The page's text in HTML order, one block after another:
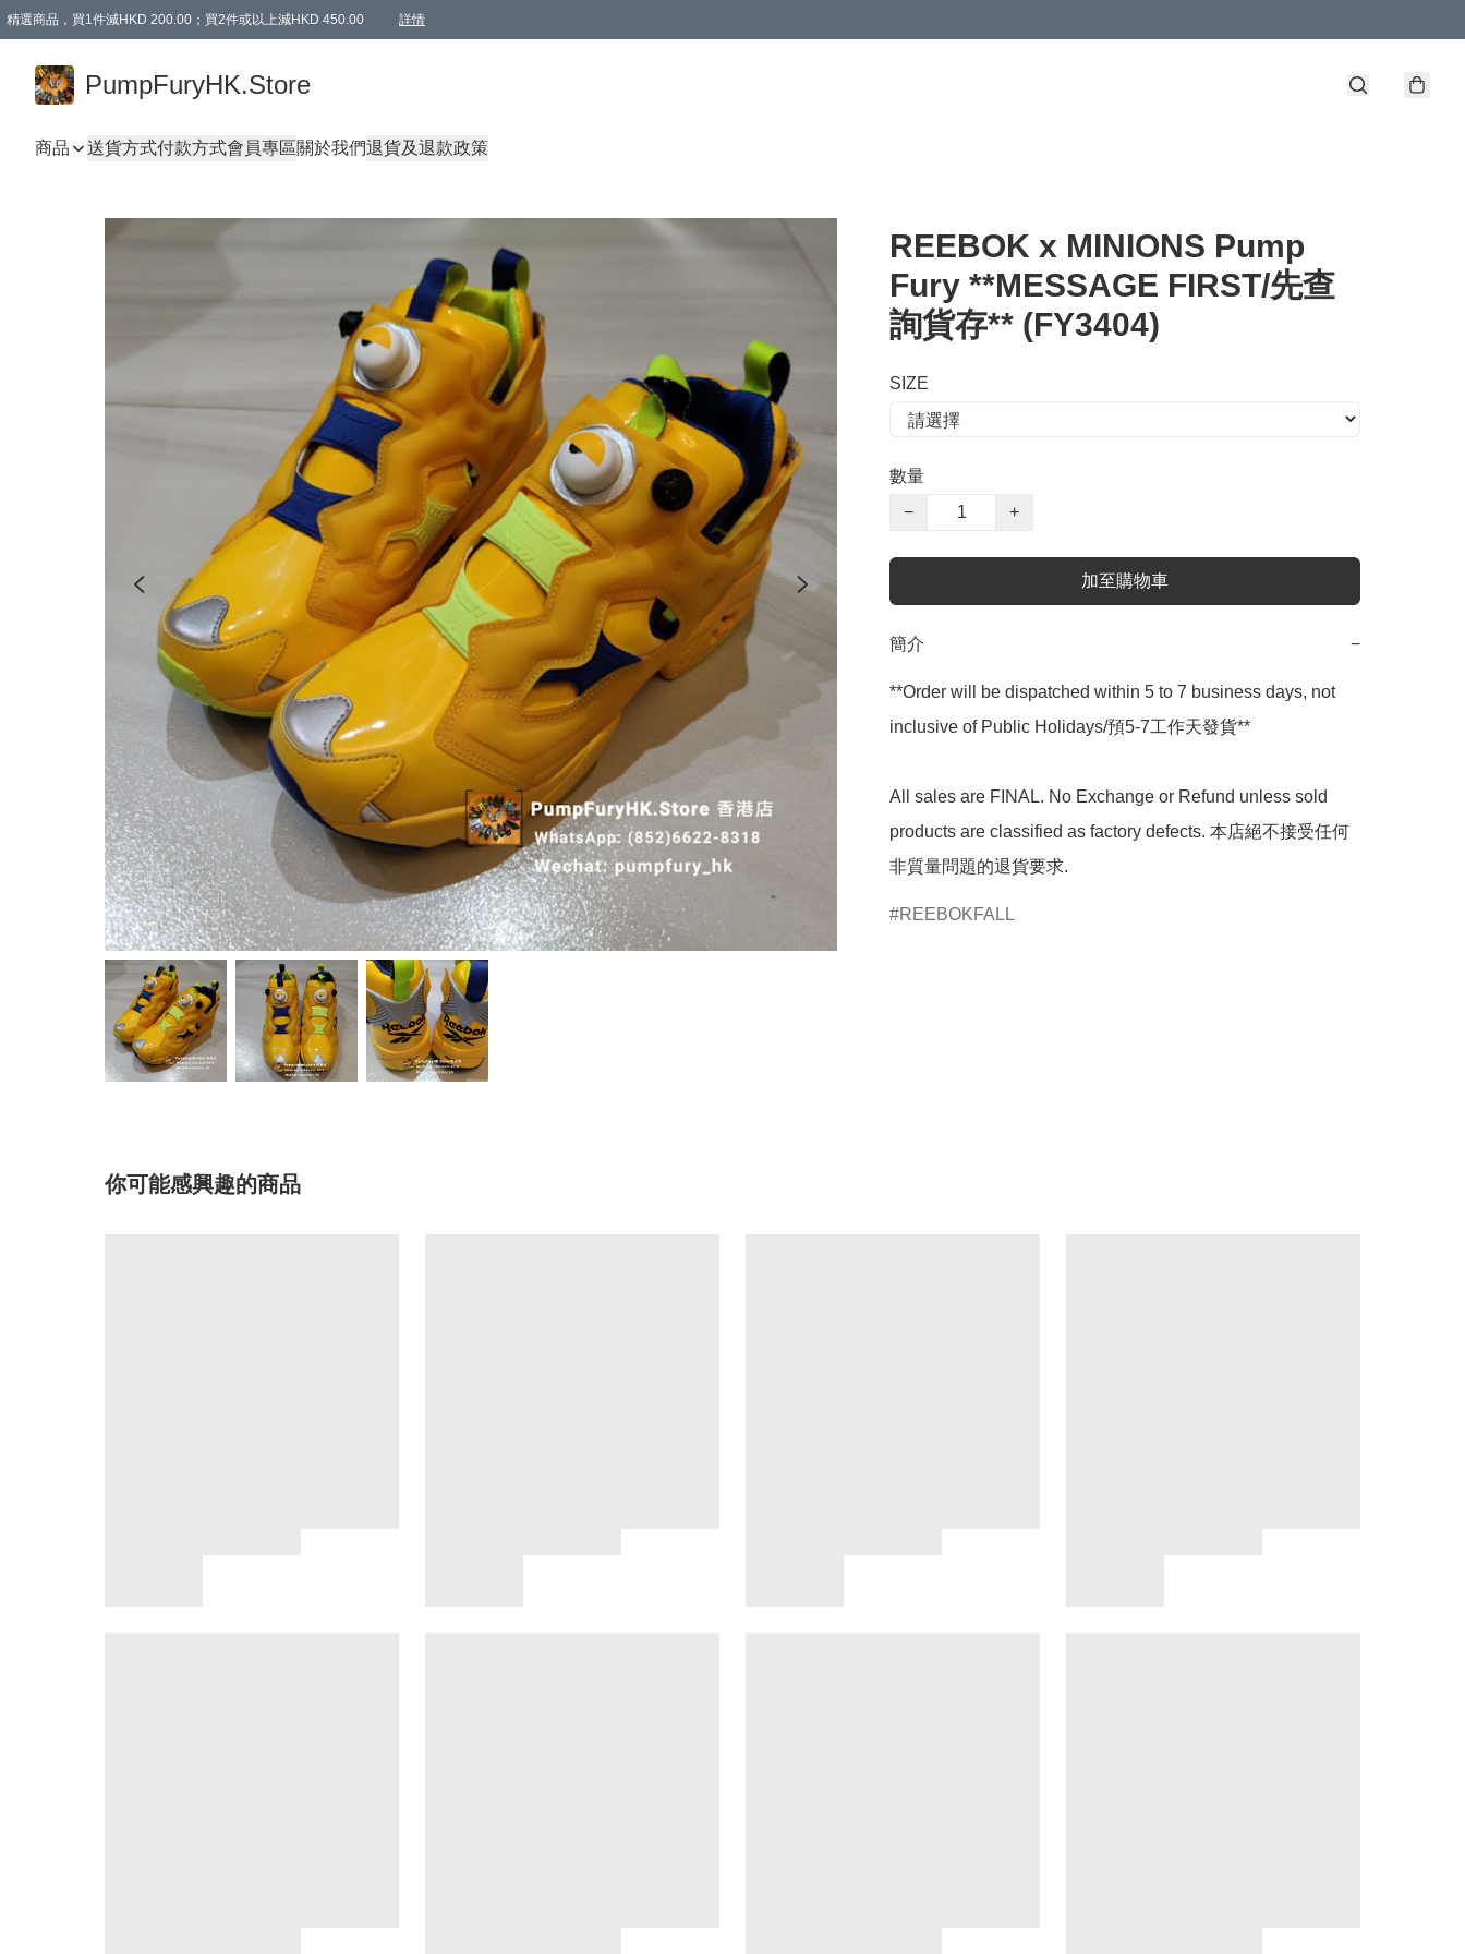
精選商品，買1件減HKD 200.00；買2件或以上減HKD 450.00 詳情
PumpFuryHK.Store
商品 送貨方式付款方式會員專區關於我們退貨及退款政策
REEBOK x MINIONS Pump
Fury **MESSAGE FIRST/先查
詢貨存** (FY3404)
SIZE
數量
−
+
加至購物車
簡介 −
**Order will be dispatched within 5 to 7 business days, not
inclusive of Public Holidays/預5-7工作天發貨**
All sales are FINAL. No Exchange or Refund unless sold
products are classified as factory defects. 本店絕不接受任何
非質量問題的退貨要求.
REEBOKFALL
你可能感興趣的商品